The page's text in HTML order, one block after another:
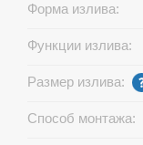
Форма излива:
Функции излива:
Размер излива:
Способ монтажа: